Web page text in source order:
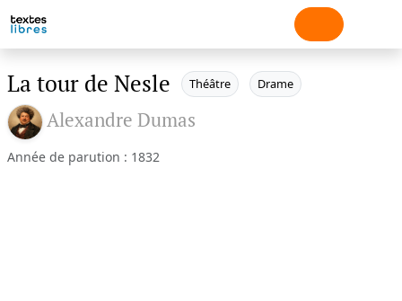
La tour de Nesle Théâtre Drame
Alexandre Dumas
Année de parution : 1832